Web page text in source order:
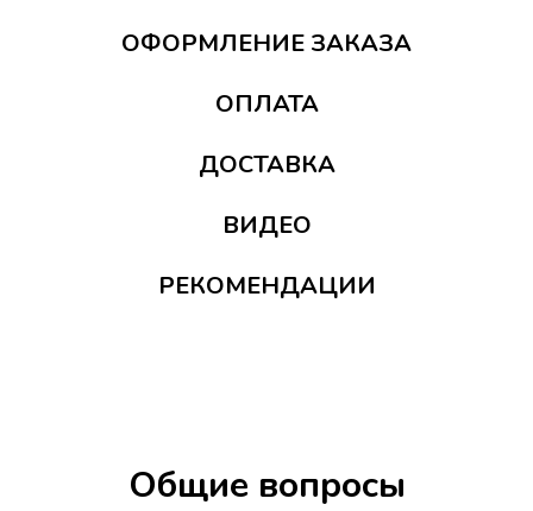
ОФОРМЛЕНИЕ ЗАКАЗА
ОПЛАТА
ДОСТАВКА
ВИДЕО
РЕКОМЕНДАЦИИ
Общие вопросы